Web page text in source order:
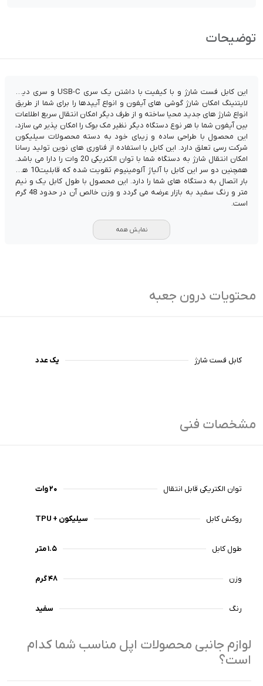
توضیحات
این کابل فست شارژ و با کیفیت با داشتن یک سری USB-C و سری دیگر
لایتنینگ امکان شارژ گوشی های آیفون و انواع آیپدها را برای شما از طریق
انواع شارژ های جدید محیا ساخته و از طرف دیگر امکان انتقال سریع اطلاعات
بین آیفون شما با هر نوع دستگاه دیگر نظیر مک بوک را امکان پذیر می سازد،
این محصول با طراحی ساده و زیبای خود به دسته محصولات سیلیکون
شرکت رسی تعلق دارد. این کابل با استفاده از فناوری های نوین تولید رسانا
امکان انتقال شارژ به دستگاه شما با توان الکتریکی 20 وات را دارا می باشد.
همچنین دو سر این کابل با آلیاژ آلومینیوم تقویت شده که قابلیت10 هزار
بار اتصال به دستگاه های شما را دارد. این محصول با طول کابل یک و نیم
متر و رنگ سفید به بازار عرضه می گردد و وزن خالص آن در حدود 48 گرم
است.
نمایش همه
محتویات درون جعبه
کابل فست شارژ یک عدد
مشخصات فنی
توان الکتریکی قابل انتقال ۲۰ وات
روکش کابل سیلیکون + TPU
طول کابل ۱.۵ متر
وزن ۴۸ گرم
رنگ سفید
لوازم جانبی محصولات اپل مناسب شما کدام
است؟